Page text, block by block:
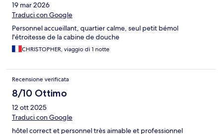
19 mar 2026
Traduci con Google
Personnel accueillant, quartier calme, seul petit bémol
l'étroitesse de la cabine de douche
CHRISTOPHER, viaggio di 1 notte
Recensione verificata
8/10 Ottimo
12 ott 2025
Traduci con Google
hôtel correct et personnel très aimable et professionnel